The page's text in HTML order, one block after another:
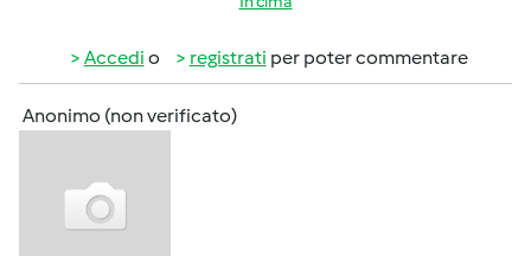
Accedi o registrati per poter commentare
Anonimo (non verificato)